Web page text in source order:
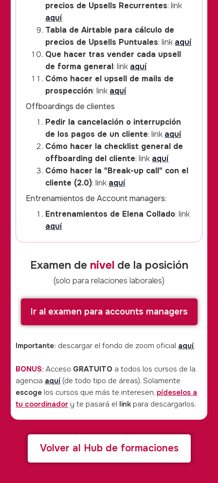
precios de Upsells Recurrentes: link
aquí
Tabla de Airtable para cálculo de
precios de Upsells Puntuales: link aquí
Que hacer tras vender cada upsell
de forma general: link aquí
Cómo hacer el upsell de mails de
prospección: link aquí
Offboardings de clientes
Pedir la cancelación o interrupción
de los pagos de un cliente: link aquí
Cómo hacer la checklist general de
offboarding del cliente: link aquí
Cómo hacer la "Break-up call" con el
cliente (2.0): link aquí
Entrenamientos de Account managers:
Entrenamientos de Elena Collado: link
aquí
Examen de nivelde la posición
(solo para relaciones laborales)
Ir al examen para accounts managers
Importante: descargar el fondo de zoom oficial aquí.
BONUS: Acceso GRATUITO a todos los cursos de la
agencia aquí(de todo tipo de áreas). Solamente
escoge los cursos que más te interesen, pídeselos a
tu coordinador y te pasará el link para descargarlos.
Volver al Hub de formaciones